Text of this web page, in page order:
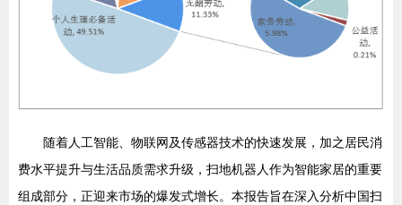
随着人工智能、物联网及传感器技术的快速发展，加之居民消
费水平提升与生活品质需求升级，扫地机器人作为智能家居的重要
组成部分，正迎来市场的爆发式增长。本报告旨在深入分析中国扫